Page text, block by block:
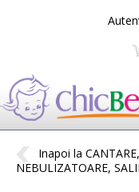
Inapoi la
NEBULIZATOARE,